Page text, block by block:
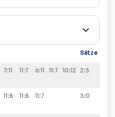
Sätze
7:11 11:7 6:11 11:7 10:12 2:3
11:8 11:8 11:7 3:0